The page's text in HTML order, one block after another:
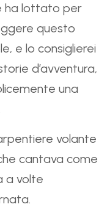
ha lottato per
questo
e lo consiglierei
d’avventura,
una
volante
cantava come
a volte